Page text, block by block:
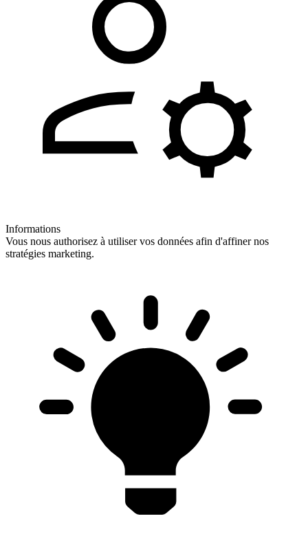
Informations
Vous nous authorisez à utiliser vos données afin d'affiner nos
stratégies marketing.